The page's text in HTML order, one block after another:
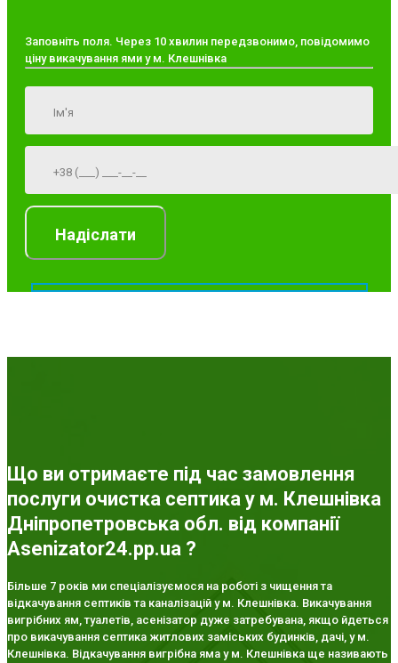
Заповніть поля. Через 10 хвилин передзвонимо, повідомимо
ціну викачування ями у м. Клешнівка
Що ви отримаєте під час замовлення
послуги очистка септика у м. Клешнівка
Дніпропетровська обл. від компанії
Asenizator24.pp.ua ?
Більше 7 років ми спеціалізуємося на роботі з чищення та
відкачування септиків та каналізацій у м. Клешнівка. Викачування
вигрібних ям, туалетів, асенізатор дуже затребувана, якщо йдеться
про викачування септика житлових заміських будинків, дачі, у м.
Клешнівка. Відкачування вигрібна яма у м. Клешнівка ще називають